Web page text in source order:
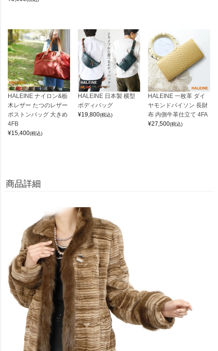
HALEINE ナイロン&栃
木レザー たつのレザー
ボストンバッグ 大きめ
4FB
¥15,400(税込)
HALEINE 日本製 横型
ボディバッグ
¥19,800(税込)
HALEINE 一枚革 ダイ
ヤモンドパイソン 長財
布 内側牛革仕立て 4FA
¥27,500(税込)
商品詳細